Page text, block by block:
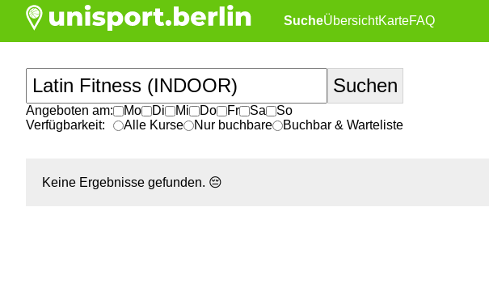
SucheÜbersichtKarteFAQ
Angeboten am: Mo Di Mi Do Fr Sa
So
Verfügbarkeit:
Alle Kurse Nur buchbare Buchbar & Warteliste
Keine Ergebnisse gefunden. 😔